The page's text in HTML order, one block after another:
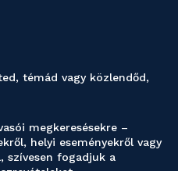
témád vagy közlendőd,
megkeresésekre –
helyi eseményekről vagy
szívesen fogadjuk a